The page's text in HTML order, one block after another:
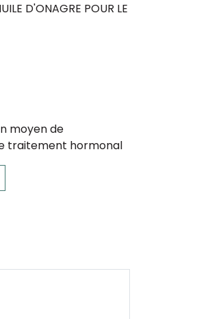
D'ONAGRE POUR LE
moyen de
traitement hormonal